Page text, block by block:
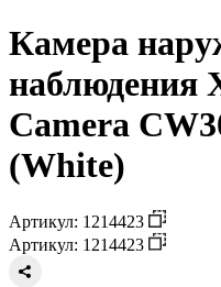
Камера
наблюдения
Camera
(White)
Артикул: 1214423
Артикул: 1214423